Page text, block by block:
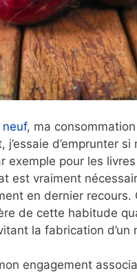
neuf, ma
d’emprunter
exemple pour les
est vraiment
en dernier
de cette habitude
la fabrication d’un
engagement